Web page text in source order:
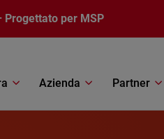
Progettato per MSP
Azienda Partner